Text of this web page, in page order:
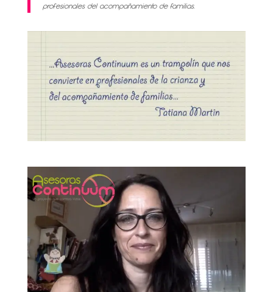
profesionales del acompañamiento de familias.